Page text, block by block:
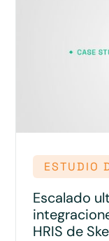
ESTUDIO
Escalado
HRIS de